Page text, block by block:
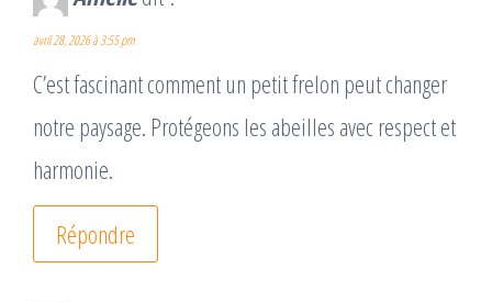
avril 28, 2026 à 3:55 pm
C’est fascinant comment un petit frelon peut changer
notre paysage. Protégeons les abeilles avec respect et
harmonie.
Répondre